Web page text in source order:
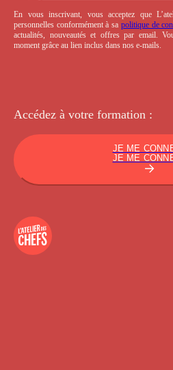
En vous inscrivant, vous acceptez que
personnelles conformément à sa politique de
actualités, nouveautés et offres par email.
moment grâce au lien inclus dans nos e-mails.
Accédez à votre formation :
JE ME
JE ME